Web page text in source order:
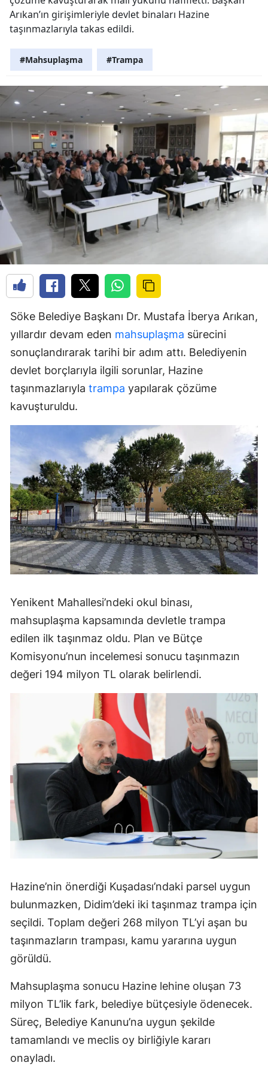
Arıkan’ın girişimleriyle devlet binaları Hazine
taşınmazlarıyla takas edildi.
#Mahsuplaşma #Trampa
Söke Belediye Başkanı Dr. Mustafa İberya Arıkan,
yıllardır devam eden mahsuplaşma sürecini
sonuçlandırarak tarihi bir adım attı. Belediyenin
devlet borçlarıyla ilgili sorunlar, Hazine
taşınmazlarıyla trampa yapılarak çözüme
kavuşturuldu.
Yenikent Mahallesi’ndeki okul binası,
mahsuplaşma kapsamında devletle trampa
edilen ilk taşınmaz oldu. Plan ve Bütçe
Komisyonu’nun incelemesi sonucu taşınmazın
değeri 194 milyon TL olarak belirlendi.
Hazine’nin önerdiği Kuşadası’ndaki parsel uygun
bulunmazken, Didim’deki iki taşınmaz trampa için
seçildi. Toplam değeri 268 milyon TL’yi aşan bu
taşınmazların trampası, kamu yararına uygun
görüldü.
Mahsuplaşma sonucu Hazine lehine oluşan 73
milyon TL’lik fark, belediye bütçesiyle ödenecek.
Süreç, Belediye Kanunu’na uygun şekilde
tamamlandı ve meclis oy birliğiyle kararı
onayladı.